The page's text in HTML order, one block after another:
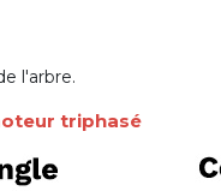
l'arbre.
triphasé